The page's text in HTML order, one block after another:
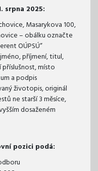
srpna 2025:
Masarykova 100,
– obálku označte
OÚPSÚ“
příjmení, titul,
místo
a podpis
životopis, originál
ne starší 3 měsíce,
dosaženém
pozici podá: